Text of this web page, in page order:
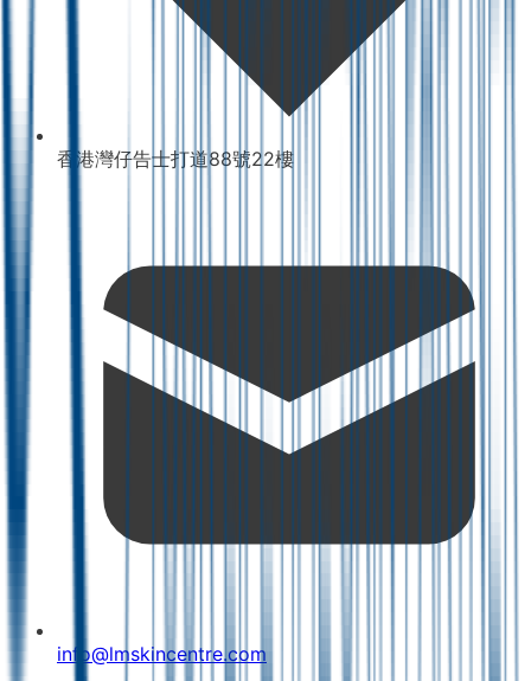
香港灣仔告士打道88號22樓
info@lmskincentre.com